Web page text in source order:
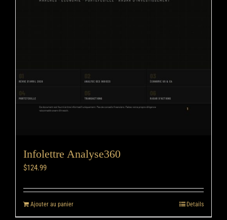
Infolettre Analyse360
$124.99
Ajouter au panier Details